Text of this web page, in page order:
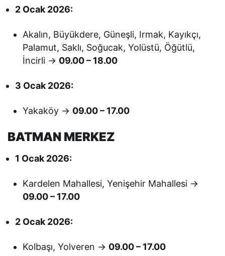
2 Ocak 2026:
Akalın, Büyükdere, Güneşli, Irmak, Kayıkçı,
Palamut, Saklı, Soğucak, Yolüstü, Öğütlü,
İncirli → 09.00 – 18.00
3 Ocak 2026:
Yakaköy → 09.00 – 17.00
BATMAN MERKEZ
1 Ocak 2026:
Kardelen Mahallesi, Yenişehir Mahallesi →
09.00 – 17.00
2 Ocak 2026:
Kolbaşı, Yolveren → 09.00 – 17.00